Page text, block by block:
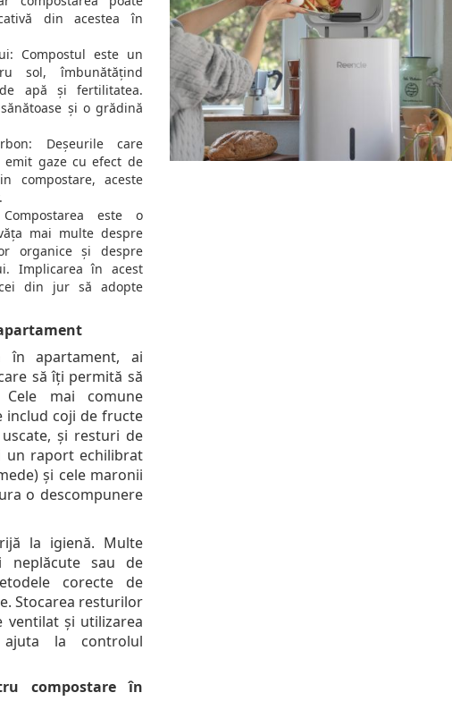
din acestea în
Compostul este un
sol, îmbunătățind
apă și fertilitatea.
și o grădină
Deșeurile care
gaze cu efect de
compostare, aceste
este o
mai multe despre
organice și despre
Implicarea în acest
din jur să adopte
în apartament, ai
să îți permită să
Cele mai comune
includ coji de fructe
și resturi de
un raport echilibrat
și cele maronii
o descompunere
la igienă. Multe
neplăcute sau de
corecte de
Stocarea resturilor
ventilat și utilizarea
la controlul
compostare în